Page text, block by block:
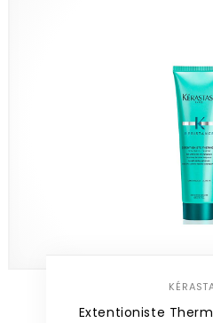
Extentioniste